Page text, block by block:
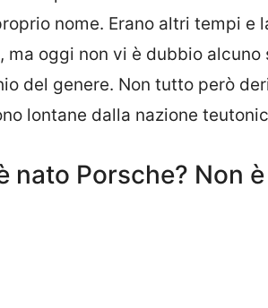
nome. Erano altri tempi e
ma oggi non vi è dubbio
del genere. Non tutto però
lontane dalla nazione
nato Porsche? Non